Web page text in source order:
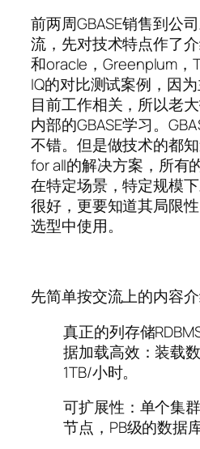
前两周GBASE销售到公
流，先对技术特点作了
和oracle，Greenplum，
IQ的对比测试案例，因
目前工作相关，所以老
内部的GBASE学习。
不错。但是做技术的都
for all的解决方案，所有
在特定场景，特定规模
很好，更要知道其局限
选型中使用。
先简单按交流上的内容介
真正的列存储
据加载高效：装载
1TB/小时。
可扩展性：单个集
节点，PB级的数据库